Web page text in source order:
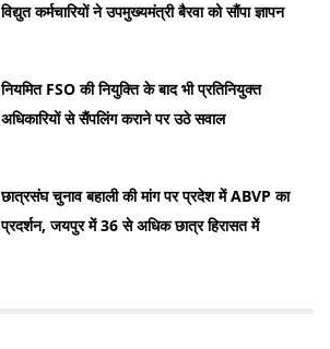
विद्युत कर्मचारियों ने उपमुख्यमंत्री बैरवा को सौंपा ज्ञापन
नियमित FSO की नियुक्ति के बाद भी प्रतिनियुक्त
अधिकारियों से सैंपलिंग कराने पर उठे सवाल
छात्रसंघ चुनाव बहाली की मांग पर प्रदेश में ABVP का
प्रदर्शन, जयपुर में 36 से अधिक छात्र हिरासत में